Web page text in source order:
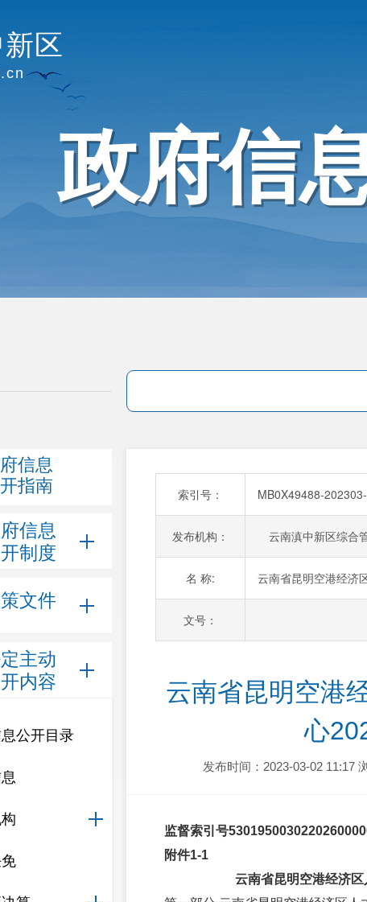
区
政府信
信息
指南
信息
制度
文件
主动
内容
公开目录
索引号： MB0X49488-
发布机构： 云南滇中新区综合
名 称: 云南省昆明空港经济
文号：
云南省昆明空港
心
发布时间：2023-03-02 11:17
监督索引号530195003022026000
附件1-1
云南省昆明空港经济